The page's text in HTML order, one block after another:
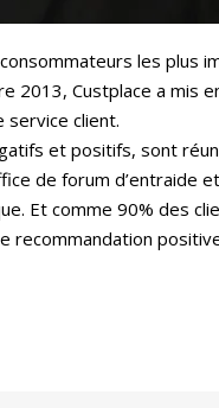
les plus
2013, Custplace a mis
client.
et positifs, sont
de forum d’entraide
Et comme 90% des